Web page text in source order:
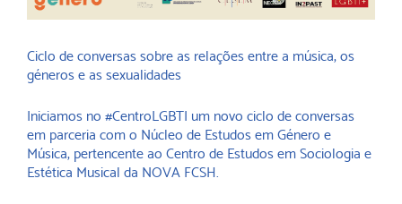
Ciclo de conversas sobre as relações entre a música, os
géneros e as sexualidades
Iniciamos no #CentroLGBTI um novo ciclo de conversas
em parceria com o Núcleo de Estudos em Género e
Música, pertencente ao Centro de Estudos em Sociologia e
Estética Musical da NOVA FCSH.